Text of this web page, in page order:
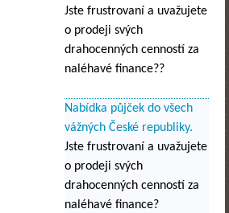
Jste frustrovaní a uvažujete
o prodeji svých
drahocenných cenností za
naléhavé finance??
Nabídka půjček do všech
vážných České republiky.
Jste frustrovaní a uvažujete
o prodeji svých
drahocenných cenností za
naléhavé finance?